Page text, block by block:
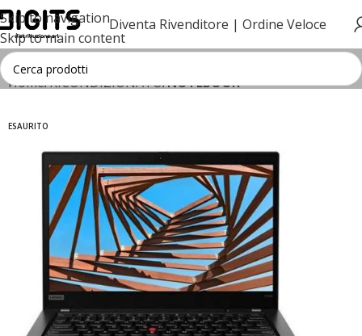
Skip to navigation
Skip to main content
Diventa Rivenditore | Ordine Veloce
Home RICONDIZIONATO NOTEBOOK
ESAURITO